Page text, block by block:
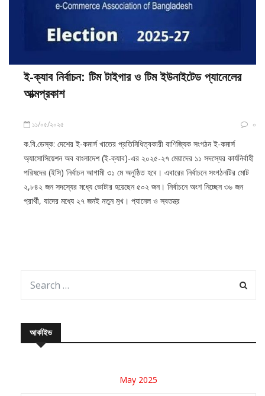
ই-ক্যাব নির্বাচন: টিম টাইগার ও টিম ইউনাইটেড প্যানেলের
আত্মপ্রকাশ
১১/০৫/২০২৫ ০
ক.বি.ডেস্ক: দেশের ই-কমার্স খাতের প্রতিনিধিত্বকারী বাণিজ্যিক সংগঠন ই-কমার্স
অ্যাসোসিয়েশন অব বাংলাদেশ (ই-ক্যাব)-এর ২০২৫-২৭ মেয়াদের ১১ সদস্যের কার্যনির্বাহী
পরিষদের (ইসি) নির্বাচন আগামী ৩১ মে অনুষ্ঠিত হবে। এবারের নির্বাচনে সংগঠনটির মোট
২,৮৪২ জন সদস্যের মধ্যে ভোটার হয়েছেন ৫০২ জন। নির্বাচনে অংশ নিচ্ছেন ৩৬ জন
প্রার্থী, যাদের মধ্যে ২৭ জনই নতুন মুখ। প্যানেল ও স্বতন্ত্র
আর্কাইভ
May 2025